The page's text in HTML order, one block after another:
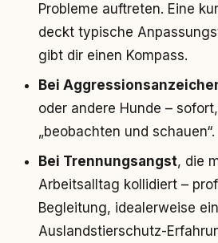
Probleme auftreten. Eine
deckt typische
gibt dir einen Kompass.
Bei
oder andere Hunde –
„beobachten und schauen“.
Bei Trennungsangst, die
Arbeitsalltag kollidiert –
Begleitung, idealerweise
Auslandstierschutz-